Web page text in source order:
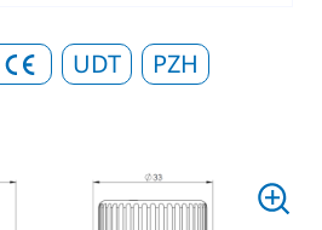
UDT PZH